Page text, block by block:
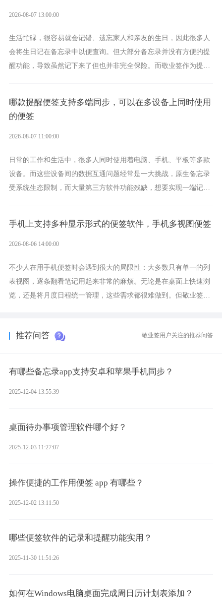
2026-08-07 13:00:00
生活忙碌，很容易就会记错、遗忘家人和亲友的生日，因此很多人
会将生日记在备忘录中以便查询。但大部分备忘录并没有方便的提
醒功能，导致虽然记下来了但也并非完全保险。而敬业签作为提醒
哪款提醒便签支持多端同步，可以在多设备上同时使用
的便签
2026-08-07 11:00:00
日常的工作和生活中，很多人同时使用着电脑、手机、平板等多款
设备。而这些设备间的数据互通问题经常是一大挑战，原生备忘录
受系统生态限制，而大量第三方软件功能残缺，想要实现一端记
手机上支持多种显示形式的便签软件，手机多视图便签
2026-08-06 14:00:00
不少人在用手机便签时会遇到很大的局限性：大多数只有单一的列
表视图，逐条翻看笔记用起来非常的麻烦。无论是在桌面上快速浏
览，还是将月度日程统一管理，这些需求都很难做到。但敬业签作
推荐问答 敬业签用户关注的推荐问答
有哪些备忘录app支持安卓和苹果手机同步？
2025-12-04 13:55:39
桌面待办事项管理软件哪个好？
2025-12-03 11:27:07
操作便捷的工作用便签 app 有哪些？
2025-12-02 13:11:50
哪些便签软件的记录和提醒功能实用？
2025-11-30 11:51:26
如何在Windows电脑桌面完成周日历计划表添加？